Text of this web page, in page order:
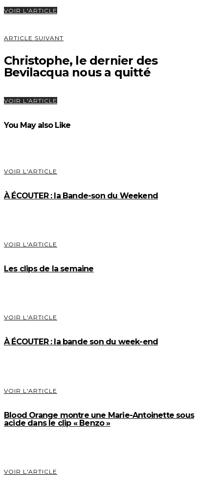
VOIR L'ARTICLE
ARTICLE SUIVANT
Christophe, le dernier des
Bevilacqua nous a quitté
VOIR L'ARTICLE
You May also Like
VOIR L'ARTICLE
À ÉCOUTER : la Bande-son du Weekend
VOIR L'ARTICLE
Les clips de la semaine
VOIR L'ARTICLE
À ÉCOUTER : la bande son du week-end
VOIR L'ARTICLE
Blood Orange montre une Marie-Antoinette sous
acide dans le clip « Benzo »
VOIR L'ARTICLE